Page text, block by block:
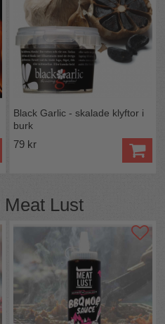
Black Garlic - skalade klyftor i
burk
79 kr
Meat Lust